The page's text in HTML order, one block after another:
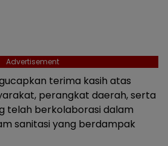
Advertisement
terima kasih atas
perangkat daerah, serta
telah berkolaborasi dalam
sanitasi yang berdampak